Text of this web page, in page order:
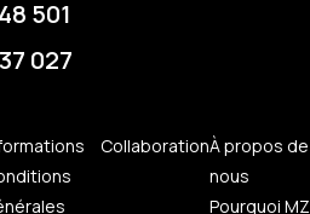
501
027
CollaborationÀ propos de
nous
Pourquoi MZ